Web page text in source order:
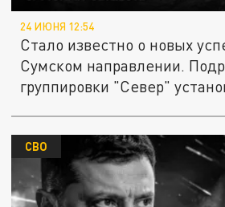
24 ИЮНЯ 12:54
Стало известно о новых
Сумском направлении.
группировки "Север"
СВО